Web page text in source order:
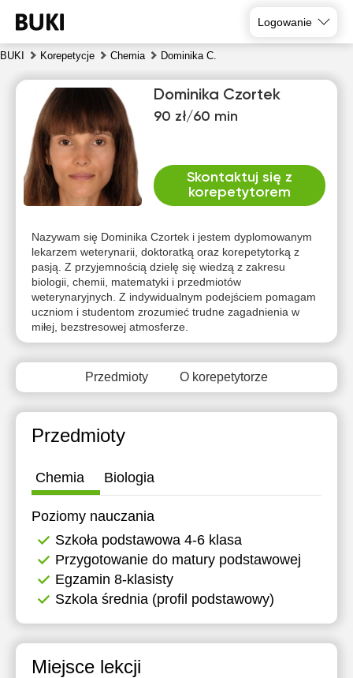
Logowanie
BUKI Korepetycje Chemia Dominika C.
Dominika Czortek
90 zł/60 min
Skontaktuj się z
korepetytorem
Nazywam się Dominika Czortek i jestem dyplomowanym
lekarzem weterynarii, doktoratką oraz korepetytorką z
pasją. Z przyjemnością dzielę się wiedzą z zakresu
biologii, chemii, matematyki i przedmiotów
weterynaryjnych. Z indywidualnym podejściem pomagam
uczniom i studentom zrozumieć trudne zagadnienia w
miłej, bezstresowej atmosferze.
Przedmioty O korepetytorze
Przedmioty
Chemia Biologia
Poziomy nauczania
Szkoła podstawowa 4-6 klasa
Przygotowanie do matury podstawowej
Egzamin 8-klasisty
Szkola średnia (profil podstawowy)
Miejsce lekcji
6
7
8
9
10
11
Brak
dostępnych
terminów
Brak
dostępnych
terminów
Brak
dostępnych
terminów
Brak
dostępnych
terminów
Brak
terminów terminów